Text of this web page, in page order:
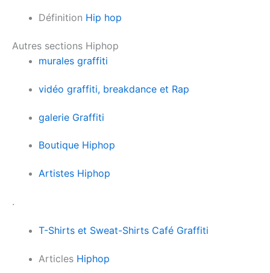
Définition Hip hop
Autres sections Hiphop
murales graffiti
vidéo graffiti, breakdance et Rap
galerie Graffiti
Boutique Hiphop
Artistes Hiphop
.
T-Shirts et Sweat-Shirts Café Graffiti
Articles Hiphop